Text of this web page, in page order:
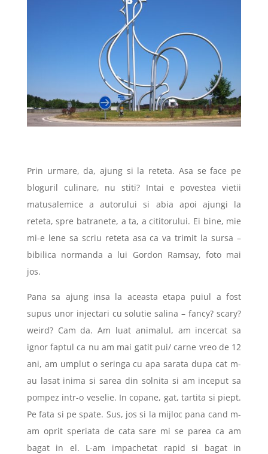
Prin urmare, da, ajung si la reteta. Asa se face pe
bloguril culinare, nu stiti? Intai e povestea vietii
matusalemice a autorului si abia apoi ajungi la
reteta, spre batranete, a ta, a cititorului. Ei bine, mie
mi-e lene sa scriu reteta asa ca va trimit la sursa –
bibilica normanda a lui Gordon Ramsay, foto mai
jos.
Pana sa ajung insa la aceasta etapa puiul a fost
supus unor injectari cu solutie salina – fancy? scary?
weird? Cam da. Am luat animalul, am incercat sa
ignor faptul ca nu am mai gatit pui/ carne vreo de 12
ani, am umplut o seringa cu apa sarata dupa cat m-
au lasat inima si sarea din solnita si am inceput sa
pompez intr-o veselie. In copane, gat, tartita si piept.
Pe fata si pe spate. Sus, jos si la mijloc pana cand m-
am oprit speriata de cata sare mi se parea ca am
bagat in el. L-am impachetat rapid si bagat in